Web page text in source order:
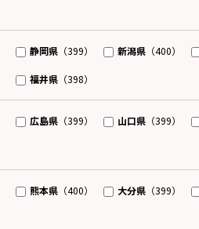
静岡県（399） 新潟県（400）
福井県（398）
広島県（399） 山口県（399）
熊本県（400） 大分県（399）